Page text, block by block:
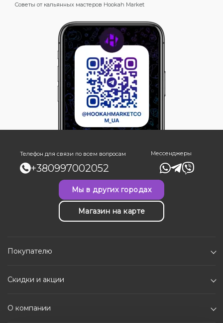
Советы от кальянных мастеров Hookah Market
Телефон для связи по всем вопросам
+380997002052
Мессенджеры
Мы в других городах
Магазин на карте
Покупателю
Скидки и акции
О компании